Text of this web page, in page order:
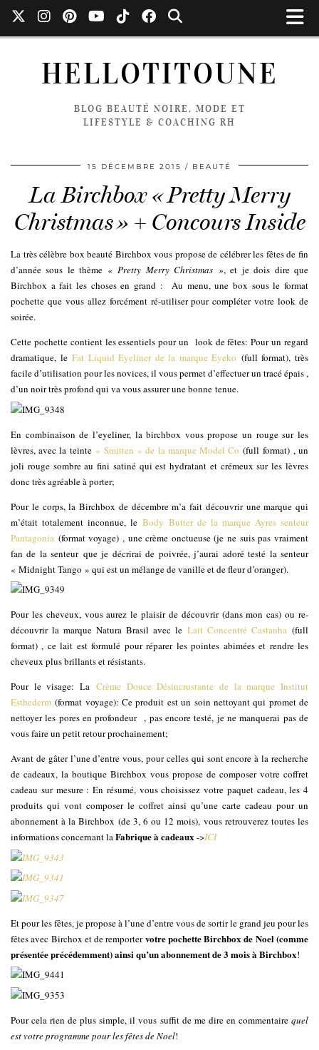
HELLOTITOUNE
BLOG BEAUTÉ NOIRE, MODE ET
LIFESTYLE & COACHING RH
15 DÉCEMBRE 2015 BEAUTÉ
La Birchbox « Pretty Merry
Christmas » + Concours Inside
La très célèbre box beauté Birchbox vous propose de célébrer les fêtes de fin
d’année sous le thème « Pretty Merry Christmas », et je dois dire que
Birchbox a fait les choses en grand : Au menu, une box sous le format
pochette que vous allez forcément ré-utiliser pour compléter votre look de
soirée.
Cette pochette contient les essentiels pour un look de fêtes: Pour un regard
dramatique, leFat Liquid Eyeliner de la marque Eyeko (full format), très
facile d’utilisation pour les novices, il vous permet d’effectuer un tracé épais ,
d’un noir très profond qui va vous assurer une bonne tenue.
En combinaison de l’eyeliner, la birchbox vous propose un rouge sur les
lèvres, avec la teinte « Smitten » de la marque Model Co (full format) , un
joli rouge sombre au fini satiné qui est hydratant et crémeux sur les lèvres
donc très agréable à porter;
Pour le corps, la Birchbox de décembre m’a fait découvrir une marque qui
m’était totalement inconnue, leBody Butter de la marque Ayres senteur
Pantagonia (format voyage) , une crème onctueuse (je ne suis pas vraiment
fan de la senteur que je décrirai de poivrée, j’aurai adoré testé la senteur
« Midnight Tango » qui est un mélange de vanille et de fleur d’oranger).
Pour les cheveux, vous aurez le plaisir de découvrir (dans mon cas) ou re-
découvrir la marque Natura Brasil avec le Lait Concentré Castanha (full
format) , ce lait est formulé pour réparer les pointes abimées et rendre les
cheveux plus brillants et résistants.
Pour le visage: La Crème Douce Désincrustante de la marque Institut
Esthederm (format voyage): Ce produit est un soin nettoyant qui promet de
nettoyer les pores en profondeur , pas encore testé, je ne manquerai pas de
vous faire un petit retour prochainement;
Avant de gâter l’une d’entre vous, pour celles qui sont encore à la recherche
de cadeaux, la boutique Birchbox vous propose de composer votre coffret
cadeau sur mesure : En résumé, vous choisissez votre paquet cadeau, les 4
produits qui vont composer le coffret ainsi qu’une carte cadeau pour un
abonnement à la Birchbox (de 3, 6 ou 12 mois), vous retrouverez toutes les
informations concernant laFabrique à cadeaux->ICI
Et pour les fêtes, je propose à l’une d’entre vous de sortir le grand jeu pour les
fêtes avec Birchox et de remportervotre pochette Birchbox de Noel (comme
présentée précédemment) ainsi qu’un abonnement de 3 mois à Birchbox!
Pour cela rien de plus simple, il vous suffit de me dire en commentaire quel
est votre programme pour les fêtes de Noel!